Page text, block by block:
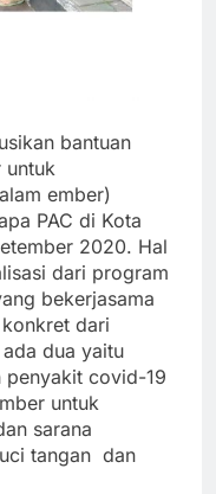
bantuan
untuk
ember)
PAC di Kota
2020. Hal
dari program
bekerjasama
dari
dua yaitu
penyakit covid-19
untuk
sarana
tangan dan